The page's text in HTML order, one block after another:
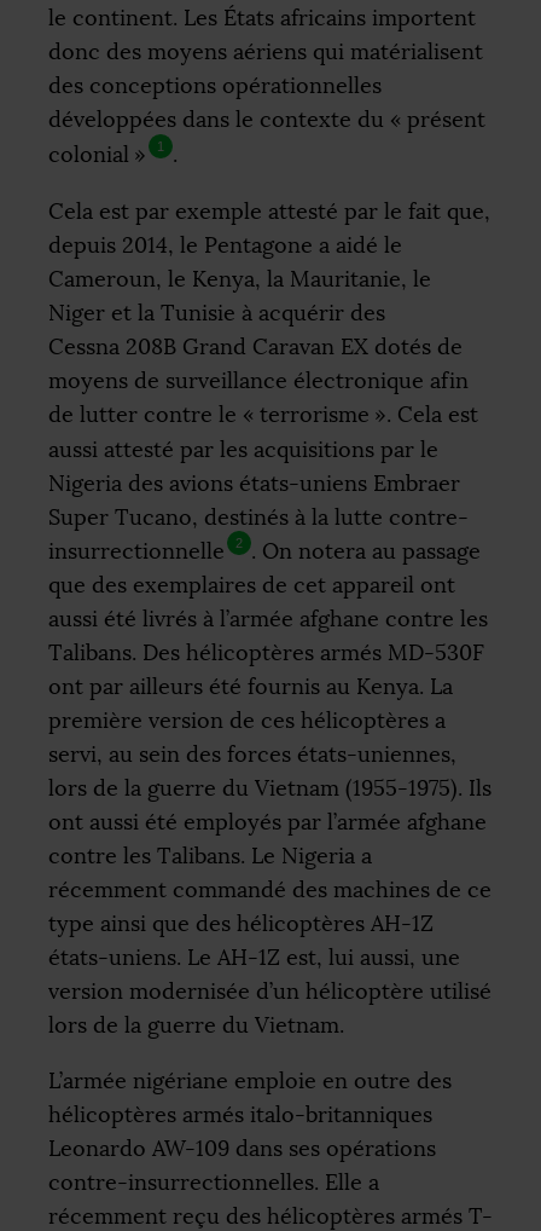
le continent. Les États africains importent
donc des moyens aériens qui matérialisent
des conceptions opérationnelles
développées dans le contexte du « présent
colonial » 1 .
Cela est par exemple attesté par le fait que,
depuis 2014, le Pentagone a aidé le
Cameroun, le Kenya, la Mauritanie, le
Niger et la Tunisie à acquérir des
Cessna 208B Grand Caravan EX dotés de
moyens de surveillance électronique afin
de lutter contre le « terrorisme ». Cela est
aussi attesté par les acquisitions par le
Nigeria des avions états-uniens Embraer
Super Tucano, destinés à la lutte contre-
insurrectionnelle
2
. On notera au passage
que des exemplaires de cet appareil ont
aussi été livrés à l’armée afghane contre les
Talibans. Des hélicoptères armés MD-530F
ont par ailleurs été fournis au Kenya. La
première version de ces hélicoptères a
servi, au sein des forces états-uniennes,
lors de la guerre du Vietnam (1955-1975). Ils
ont aussi été employés par l’armée afghane
contre les Talibans. Le Nigeria a
récemment commandé des machines de ce
type ainsi que des hélicoptères AH-1Z
états-uniens. Le AH-1Z est, lui aussi, une
version modernisée d’un hélicoptère utilisé
lors de la guerre du Vietnam.
L’armée nigériane emploie en outre des
hélicoptères armés italo-britanniques
Leonardo AW-109 dans ses opérations
contre-insurrectionnelles. Elle a
récemment reçu des hélicoptères armés T-